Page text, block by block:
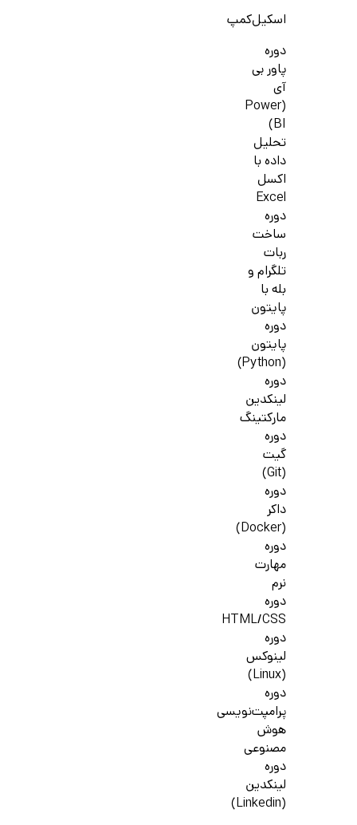
اسکیل‌کمپ
دوره
پاور بی
آی
(Power
BI)
تحلیل
داده با
اکسل
Excel
دوره
ساخت
ربات
تلگرام و
بله با
پایتون
دوره
پایتون
(Python)
دوره
لینکدین
مارکتینگ
دوره
گیت
(Git)
دوره
داکر
(Docker)
دوره
مهارت
نرم
دوره
HTML/CSS
دوره
لینوکس
(Linux)
دوره
پرامپت‌نویسی
هوش
مصنوعی
دوره
لینکدین
(Linkedin)